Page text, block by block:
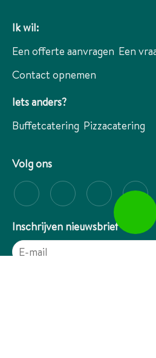
Ik wil:
Een offerte aanvragen Een
Contact opnemen
Iets anders?
Buffetcatering Pizzacatering
Volg ons
Inschrijven nieuwsbrief